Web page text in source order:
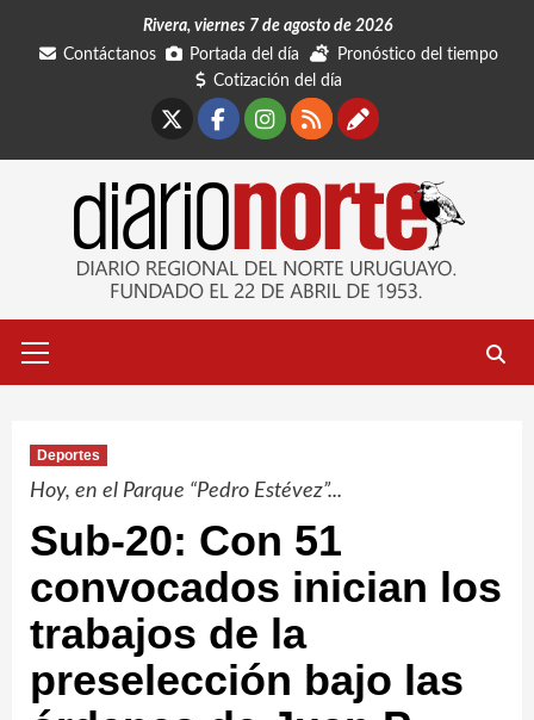
Rivera, viernes 7 de agosto de 2026
Contáctanos
Portada del día
Pronóstico del tiempo
Cotización del día
Facebook
Instagram
RSSContáctanos
primario
Deportes
Hoy, en el Parque “Pedro Estévez”...
Sub-20: Con 51
convocados inician los
trabajos de la
preselección bajo las